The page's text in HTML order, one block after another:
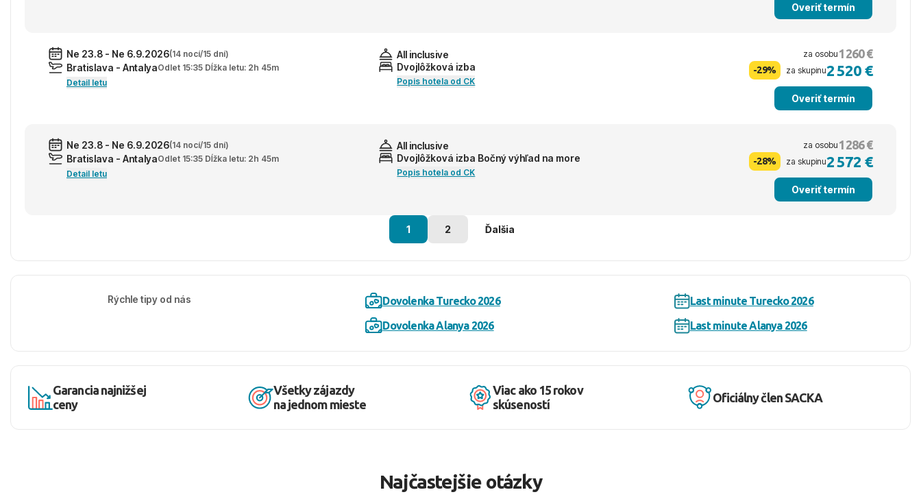
Overiť termín
Ne 23.8 - Ne 6.9.2026(14 nocí/15 dní)
Bratislava - AntalyaOdlet 15:35 Dĺžka letu: 2h 45m
Detail letu
All inclusive
Dvojlôžková izba
Popis hotela od CK
za osobu 1 260 €
-29% za skupinu2 520 €
Overiť termín
Ne 23.8 - Ne 6.9.2026(14 nocí/15 dní)
Bratislava - AntalyaOdlet 15:35 Dĺžka letu: 2h 45m
Detail letu
All inclusive
Dvojlôžková izba Bočný výhľad na more
Popis hotela od CK
za osobu 1 286 €
-28% za skupinu2 572 €
Overiť termín
1 2 Ďalšia
Rýchle tipy od nás Dovolenka Turecko 2026
Last minute Turecko 2026
Dovolenka Alanya 2026
Last minute Alanya 2026
Garancia najnižšej
ceny
Všetky zájazdy
na jednom mieste
Viac ako 15 rokov
skúseností
Oficiálny člen SACKA
Najčastejšie otázky